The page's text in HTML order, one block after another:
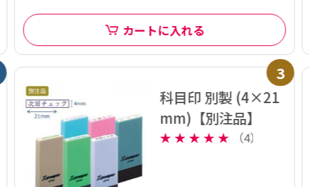
カートに入れる
3
科目印 別製 (4×21
mm)【別注品】
★ ★ ★ ★ ★ （4）